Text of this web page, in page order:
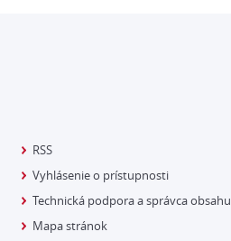
RSS
Vyhlásenie o prístupnosti
Technická podpora a správca obsahu
Mapa stránok